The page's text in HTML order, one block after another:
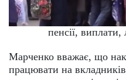
пенсії,
Марченко вважає, що
працювати на